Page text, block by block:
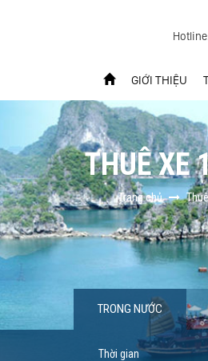
GIỚI THIỆU
THUÊ XE
Trang chủ
TRONG NƯỚC
Thời gian